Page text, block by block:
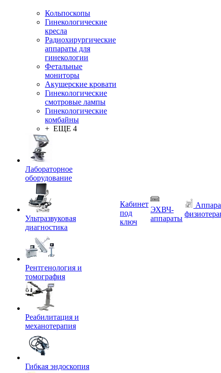
Кольпоскопы
Гинекологические
кресла
Радиохирургические
аппараты для
гинекологии
Фетальные
мониторы
Акушерские кровати
Гинекологические
смотровые лампы
Гинекологические
комбайны
+ ЕЩЕ 4
Лабораторное
оборудование
Ультразвуковая
диагностика
Рентгенология и
томография
Реабилитация и
механотерапия
Гибкая эндоскопия
Кабинет
под
ключ
ЭХВЧ-
аппараты